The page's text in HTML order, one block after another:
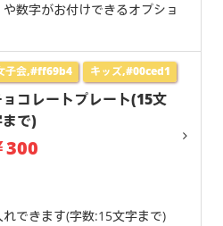
数字がお付けできるオプショ
子会,#ff69b4 キッズ,#00ced1
ョコレートプレート(15文
で)
300
できます(字数:15文字まで)